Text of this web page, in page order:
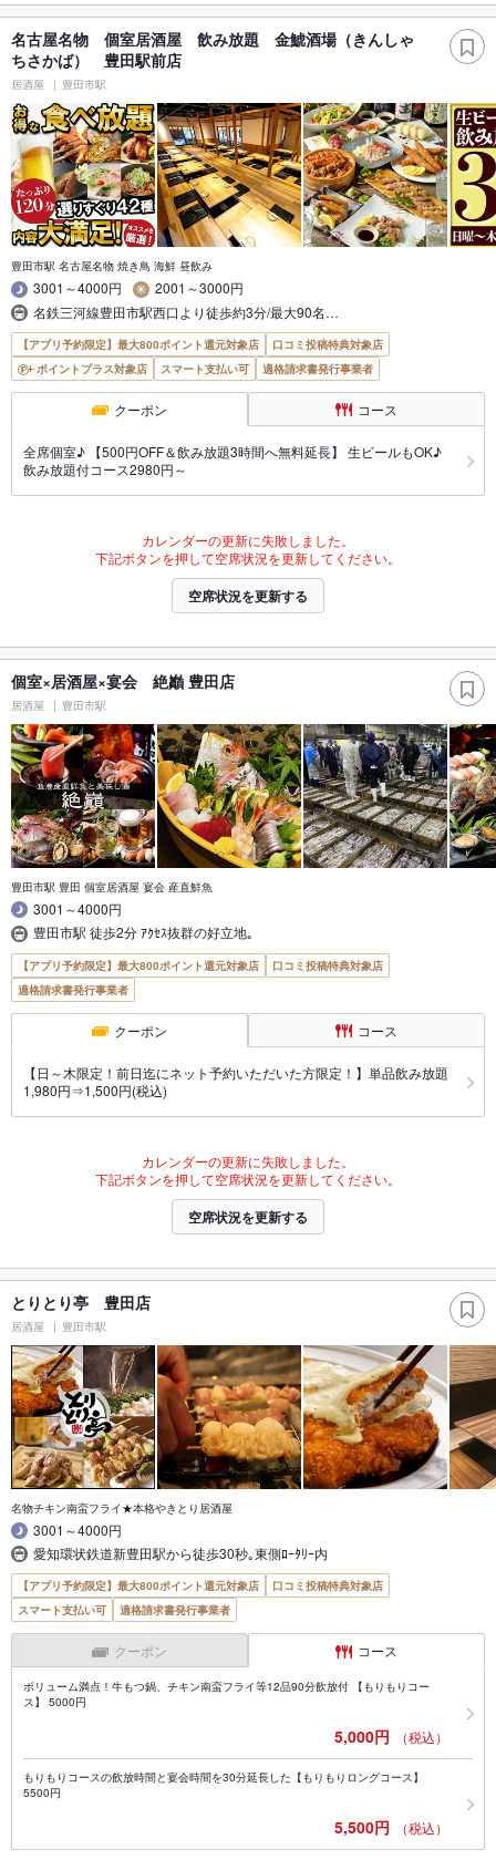
名古屋名物 個室居酒屋 飲み放題 金鯱酒場（きんしゃ
ちさかば） 豊田駅前店
居酒屋 豊田市駅
豊田市駅 名古屋名物 焼き鳥 海鮮 昼飲み
3001～4000円
2001～3000円
名鉄三河線豊田市駅西口より徒歩約3分/最大90名…
【アプリ予約限定】最大800ポイント還元対象店
口コミ投稿特典対象店
ポイントプラス対象店
スマート支払い可 適格請求書発行事業者
クーポン コース
全席個室♪ 【500円OFF＆飲み放題3時間へ無料延長】 生ビールもOK♪
飲み放題付コース2980円～
カレンダーの更新に失敗しました。
下記ボタンを押して空席状況を更新してください。
空席状況を更新する
個室×居酒屋×宴会 絶巓 豊田店
居酒屋 豊田市駅
豊田市駅 豊田 個室居酒屋 宴会 産直鮮魚
3001～4000円
豊田市駅 徒歩2分 ｱｸｾｽ抜群の好立地｡
【アプリ予約限定】最大800ポイント還元対象店
口コミ投稿特典対象店
適格請求書発行事業者
クーポン コース
【日～木限定！前日迄にネット予約いただいた方限定！】単品飲み放題
1,980円⇒1,500円(税込)
カレンダーの更新に失敗しました。
下記ボタンを押して空席状況を更新してください。
空席状況を更新する
とりとり亭 豊田店
居酒屋 豊田市駅
名物チキン南蛮フライ★本格やきとり居酒屋
3001～4000円
愛知環状鉄道新豊田駅から徒歩30秒｡東側ﾛｰﾀﾘｰ内
【アプリ予約限定】最大800ポイント還元対象店
口コミ投稿特典対象店
スマート支払い可
適格請求書発行事業者
クーポン コース
ボリューム満点！牛もつ鍋、チキン南蛮フライ等12品90分飲放付 【もりもりコー
ス】 5000円
5,000円 （税込）
もりもりコースの飲放時間と宴会時間を30分延長した【もりもりロングコース】
5500円
5,500円 （税込）